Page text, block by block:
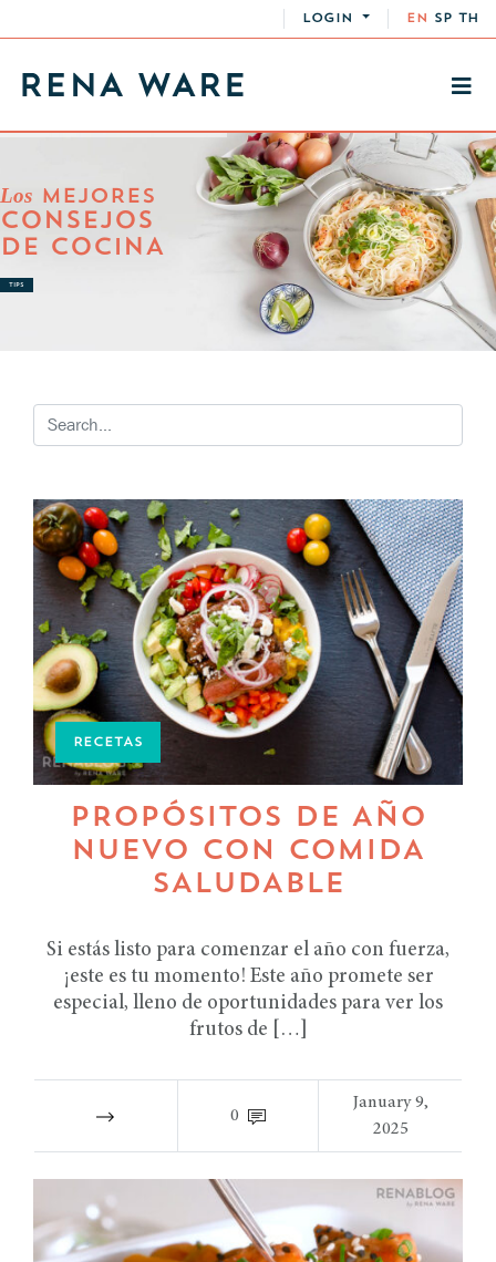
LOGIN EN SP TH
Los MEJORES
CONSEJOS
DE COCINA
TIPS
RECETAS
PROPÓSITOS DE AÑO
NUEVO CON COMIDA
SALUDABLE
Si estás listo para comenzar el año con fuerza,
¡este es tu momento! Este año promete ser
especial, lleno de oportunidades para ver los
frutos de […]
0
January 9,
2025